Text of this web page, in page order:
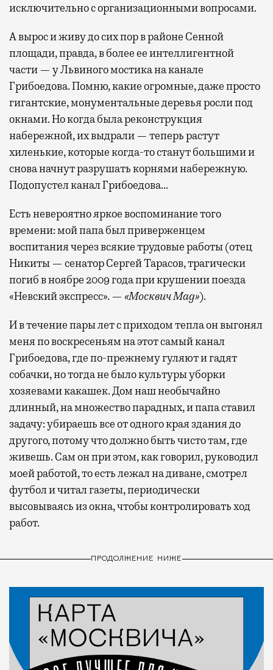
исключительно с организационными вопросами.
А вырос и живу до сих пор в районе Сенной
площади, правда, в более ее интеллигентной
части — у Львиного мостика на канале
Грибоедова. Помню, какие огромные, даже просто
гигантские, монументальные деревья росли под
окнами. Но когда была реконструкция
набережной, их выдрали — теперь растут
хиленькие, которые когда-то станут большими и
снова начнут разрушать корнями набережную.
Подопустел канал Грибоедова…
Есть невероятно яркое воспоминание того
времени: мой папа был приверженцем
воспитания через всякие трудовые работы (отец
Никиты — сенатор Сергей Тарасов, трагически
погиб в ноябре 2009 года при крушении поезда
«Невский экспресс». — «Москвич Mag»).
И в течение пары лет с приходом тепла он выгонял
меня по воскресеньям на этот самый канал
Грибоедова, где по-прежнему гуляют и гадят
собачки, но тогда не было культуры уборки
хозяевами какашек. Дом наш необычайно
длинный, на множество парадных, и папа ставил
задачу: убираешь все от одного края здания до
другого, потому что должно быть чисто там, где
живешь. Сам он при этом, как говорил, руководил
моей работой, то есть лежал на диване, смотрел
футбол и читал газеты, периодически
высовываясь из окна, чтобы контролировать ход
работ.
ПРОДОЛЖЕНИЕ НИЖЕ